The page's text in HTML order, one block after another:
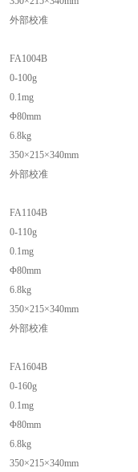
外部校准
FA1004B
0-100g
0.1mg
Φ80mm
6.8kg
350×215×340mm
外部校准
FA1104B
0-110g
0.1mg
Φ80mm
6.8kg
350×215×340mm
外部校准
FA1604B
0-160g
0.1mg
Φ80mm
6.8kg
350×215×340mm